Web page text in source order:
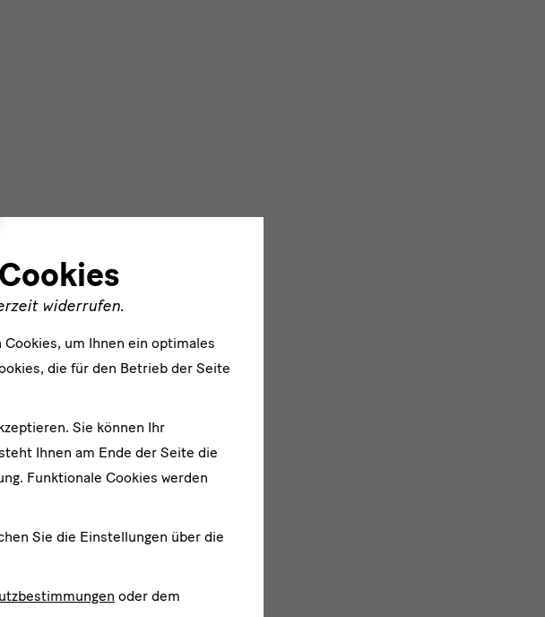
widerrufen.
um Ihnen ein optimales
die für den Betrieb der Seite
Sie können Ihr
Ihnen am Ende der Seite die
Funktionale Cookies werden
Sie die Einstellungen über die
oder dem